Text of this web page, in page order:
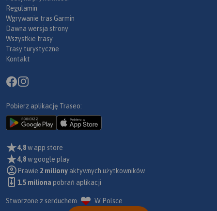
Regulamin
Wgrywanie tras Garmin
Dawna wersja strony
Wszystkie trasy
Trasy turystyczne
Kontakt
Pobierz aplikację Traseo:
4,8w app store
4,8w google play
Prawie 2 miliony aktywnych użytkowników
1.5 miliona pobrań aplikacji
Stworzone z serduchem W Polsce